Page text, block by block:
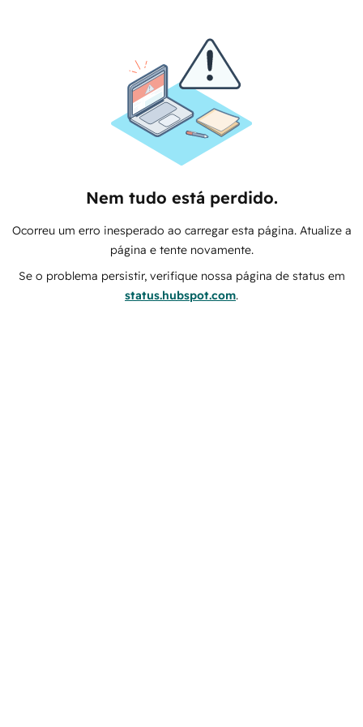
Nem tudo está perdido.
Ocorreu um erro inesperado ao carregar esta página. Atualize a
página e tente novamente.
Se o problema persistir, verifique nossa página de status em
status.hubspot.com.